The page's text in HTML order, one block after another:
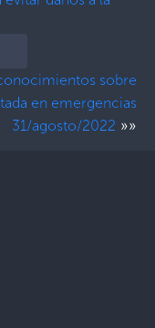
sobre
en emergencias
31/agosto/2022 »»